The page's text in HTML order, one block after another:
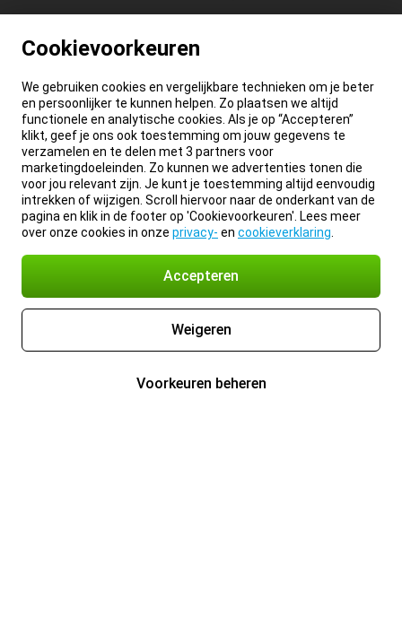
Cookievoorkeuren
We gebruiken cookies en vergelijkbare technieken om je beter
en persoonlijker te kunnen helpen. Zo plaatsen we altijd
functionele en analytische cookies. Als je op “Accepteren”
klikt, geef je ons ook toestemming om jouw gegevens te
verzamelen en te delen met 3 partners voor
marketingdoeleinden. Zo kunnen we advertenties tonen die
voor jou relevant zijn. Je kunt je toestemming altijd eenvoudig
intrekken of wijzigen. Scroll hiervoor naar de onderkant van de
pagina en klik in de footer op 'Cookievoorkeuren'. Lees meer
over onze cookies in onze privacy- en cookieverklaring
Accepteren
Weigeren
Voorkeuren beheren